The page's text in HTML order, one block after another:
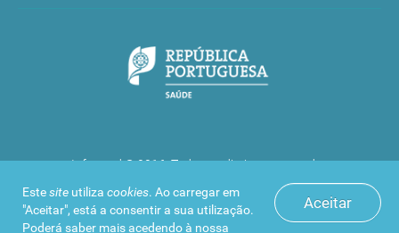
Aceitar
Estesite utiliza cookies. Ao carregar em
"Aceitar", está a consentir a sua utilização.
Poderá saber mais acedendo à nossa
Infarmed © 2016. Todos os direitos reservados